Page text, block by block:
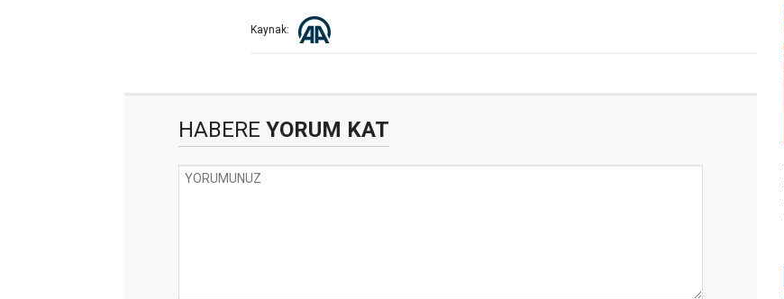
Kaynak:
HABERE YORUM KAT